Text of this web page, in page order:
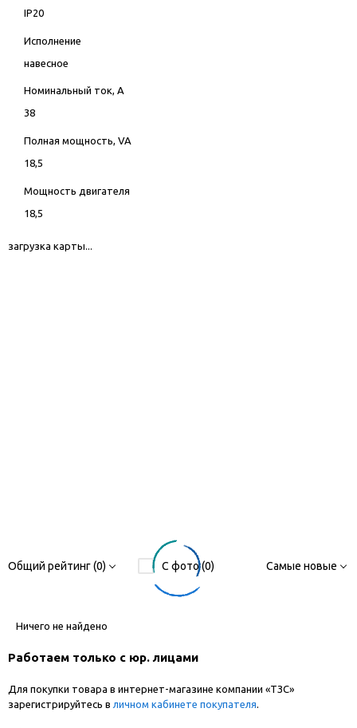
IP20
Исполнение
навесное
Номинальный ток, А
38
Полная мощность, VA
18,5
Мощность двигателя
18,5
загрузка карты...
Общий рейтинг (0) С фото (0) Самые новые
Ничего не найдено
Работаем только с юр. лицами
Для покупки товара в интернет-магазине компании «ТЗС»
зарегистрируйтесь в личном кабинете покупателя.